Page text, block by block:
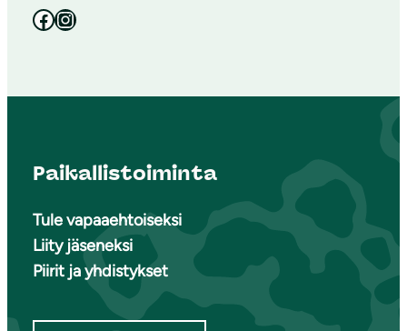
Facebook Instagram
Paikallistoiminta
Tule vapaaehtoiseksi
Liity jäseneksi
Piirit ja yhdistykset